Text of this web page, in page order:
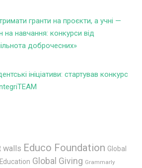
гранти на проєкти, а учні —
на навчання: конкурси від
доброчесних»
ініціативи: стартував конкурс
walls Educo Foundation Global
Global Giving Grammarly